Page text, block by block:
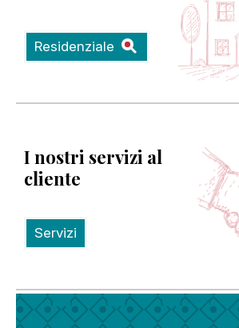
Residenziale
I nostri servizi al
cliente
Servizi